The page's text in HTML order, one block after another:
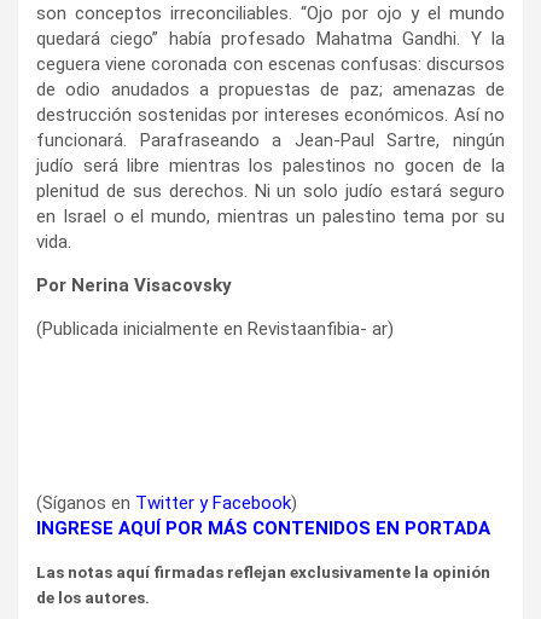
son conceptos irreconciliables. “Ojo por ojo y el mundo
quedará ciego” había profesado Mahatma Gandhi. Y la
ceguera viene coronada con escenas confusas: discursos
de odio anudados a propuestas de paz; amenazas de
destrucción sostenidas por intereses económicos. Así no
funcionará. Parafraseando a Jean-Paul Sartre, ningún
judío será libre mientras los palestinos no gocen de la
plenitud de sus derechos. Ni un solo judío estará seguro
en Israel o el mundo, mientras un palestino tema por su
vida.
Por Nerina Visacovsky
(Publicada inicialmente en Revistaanfibia- ar)
(Síganos en Twitter yFacebook)
INGRESE AQUÍ POR MÁS CONTENIDOS EN PORTADA
Las notas aquí firmadas reflejan exclusivamente la opinión
de los autores.